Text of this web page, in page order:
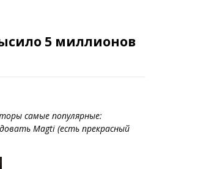
5 миллионов
самые популярные:
Magti (есть прекрасный